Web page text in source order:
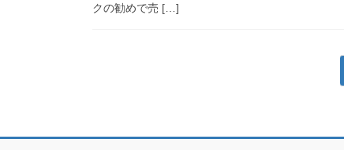
クの勧めで売 […]